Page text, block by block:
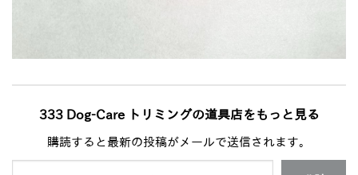
333 Dog-Care トリミングの道具店をもっと見る
購読すると最新の投稿がメールで送信されます。
メールアドレスを入力...